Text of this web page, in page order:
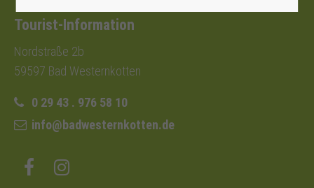
Tourist-Information
Nordstraße 2b
59597 Bad Westernkotten
0 29 43 . 976 58 10
info@badwesternkotten.de